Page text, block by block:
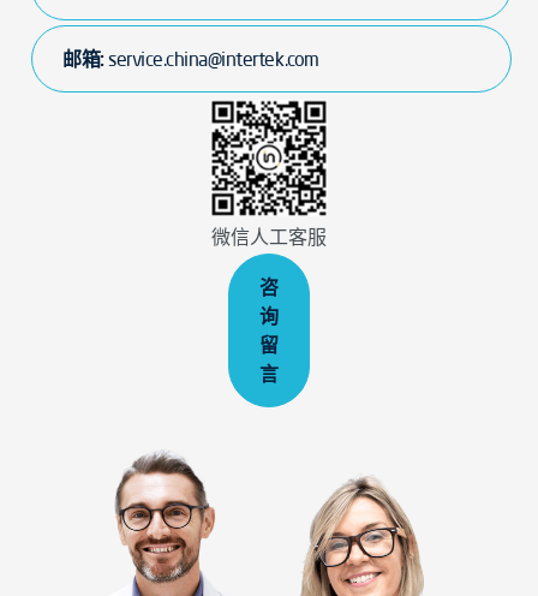
邮箱:service.china@intertek.com
微信人工客服
咨
询
留
言